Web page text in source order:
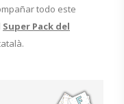
todo este
Super Pack del